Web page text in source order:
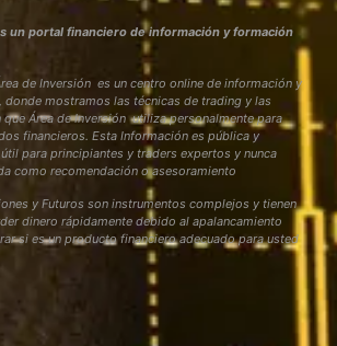
un portal financiero de información y formación
de Inversión es un centro online de información y
donde mostramos las técnicas de trading y las
Área de Inversión utiliza personalmente para
financieros. Esta Información es pública y
para principiantes y traders expertos y nunca
como recomendación o asesoramiento
y Futuros son instrumentos complejos y tienen
dinero rápidamente debido al apalancamiento
si es un producto financiero adecuado para usted